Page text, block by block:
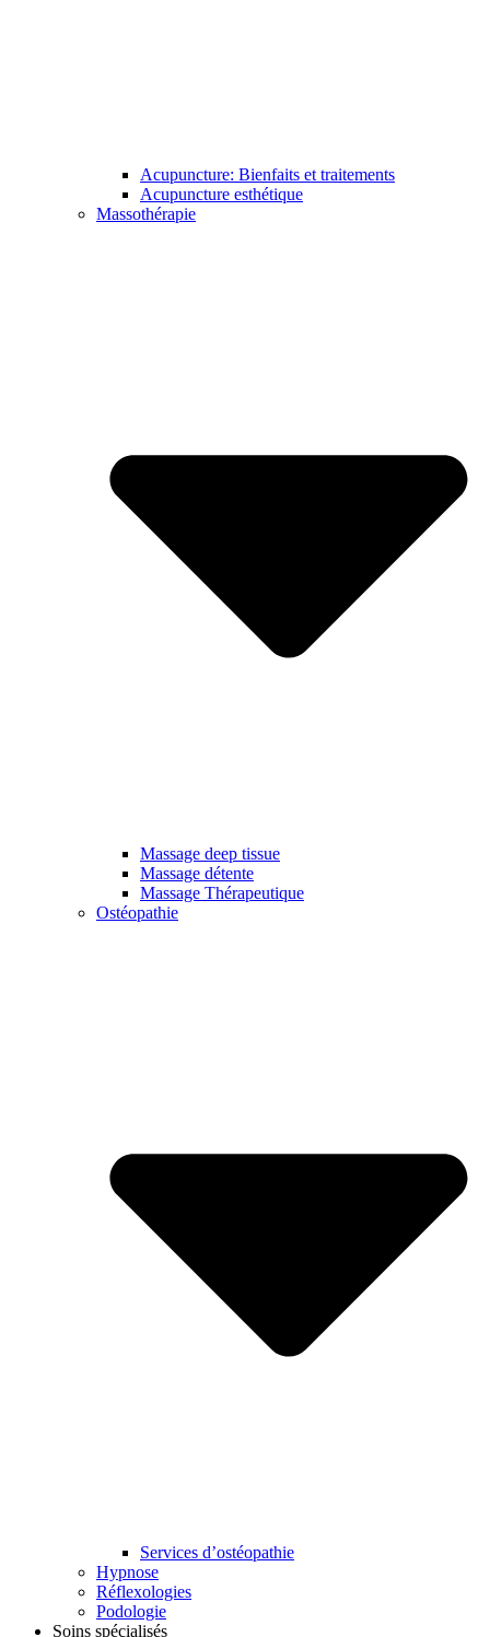
Acupuncture: Bienfaits et traitements
Acupuncture esthétique
Massothérapie
Massage deep tissue
Massage détente
Massage Thérapeutique
Ostéopathie
Services d’ostéopathie
Hypnose
Réflexologies
Podologie
Soins spécialisés